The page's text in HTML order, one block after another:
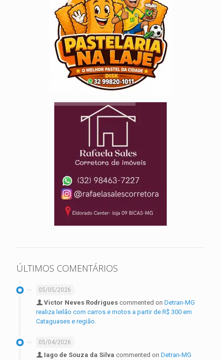
ÚLTIMOS COMENTÁRIOS
05/05/2026
Victor Neves Rodrigues commented on Detran-MG
realiza leilão com carros e motos a partir de R$ 300 em
Cataguases e região.
05/04/2026
Iago de Souza da Silva commented on Detran-MG